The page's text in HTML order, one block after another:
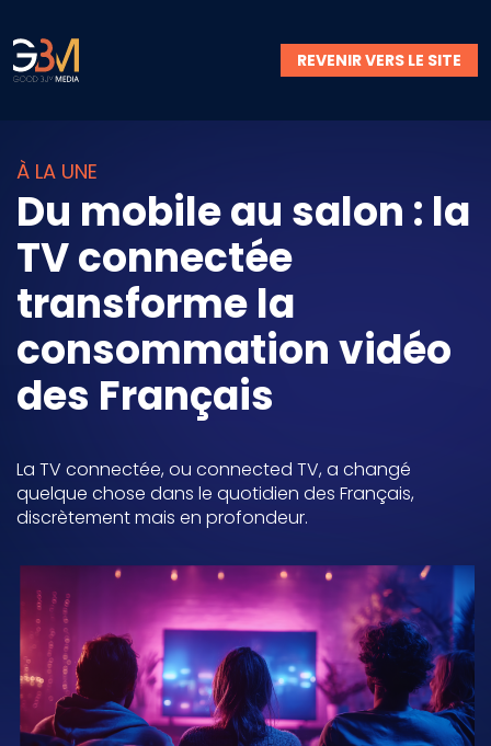
REVENIR VERS LE SITE
À LA UNE
Du mobile au salon : la
TV connectée
transforme la
consommation vidéo
des Français
La TV connectée, ou connected TV, a changé
quelque chose dans le quotidien des Français,
discrètement mais en profondeur.